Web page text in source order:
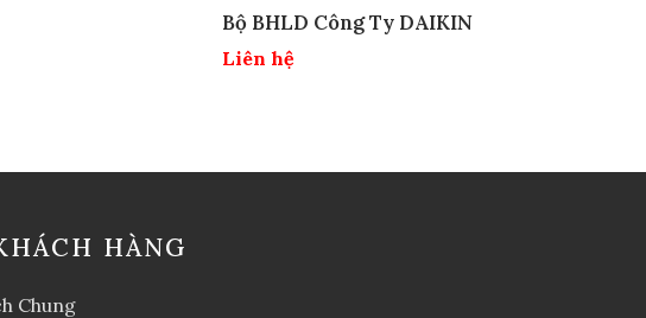
Bộ BHLD Công Ty DAIKIN
Liên hệ
HÀNG
Chung